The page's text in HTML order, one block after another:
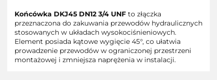
Końcówka DKJ45 DN12 3/4 UNF to złączka
przeznaczona do zakuwania przewodów hydraulicznych
stosowanych w układach wysokociśnieniowych.
Element posiada kątowe wygięcie 45°, co ułatwia
prowadzenie przewodów w ograniczonej przestrzeni
montażowej i zmniejsza naprężenia w instalacji.